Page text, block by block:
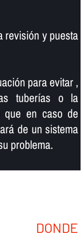
revisión y puesta
para evitar ,
tuberí­as o la
que en caso de
de un sistema
problema.
DONDE